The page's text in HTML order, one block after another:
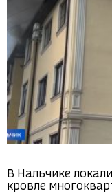
В Нальчике
кровле